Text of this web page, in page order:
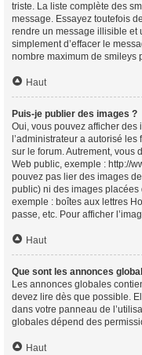
triste. La liste complète des
message. Essayez toutefois
rendre un message illisible et
simplement d’effacer le
nombre maximum de smileys
Haut
Puis-je publier des images ?
Oui, vous pouvez afficher des
l’administrateur a autorisé
sur le forum. Autrement, vous
Web public, exemple : http://
pouvez pas lier des images
public) ni des images placées
exemple : boîtes aux lettres
passe, etc. Pour afficher
Haut
Que sont les annonces
Les annonces globales
devez lire dès que possible.
dans votre panneau de
globales dépend des
Haut